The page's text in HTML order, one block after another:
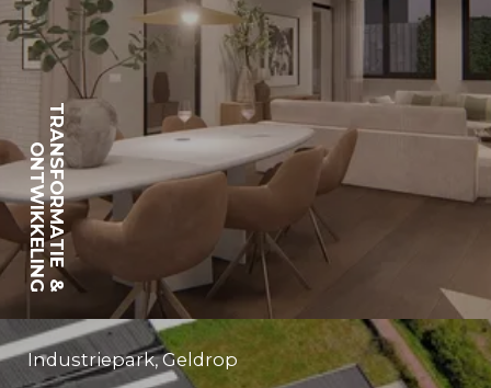
TRANSFORMATIE
&
ONTWIKKELING
Industriepark, Geldrop